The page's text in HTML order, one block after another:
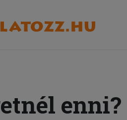
enni?